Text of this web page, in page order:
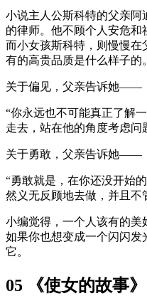
小说主人公斯科特的父亲
的律师。他不顾个人安危和
而小女孩斯科特，则慢慢在
有的高贵品质是什么样子的。
关于偏见，父亲告诉她——
“你永远也不可能真正了解
走去，站在他的角度考虑问
关于勇敢，父亲告诉她——
“勇敢就是，在你还没开始
然义无反顾地去做，并且不
小编觉得，一个人该有的美
如果你也想变成一个闪闪
它。
05 《使女的故事》